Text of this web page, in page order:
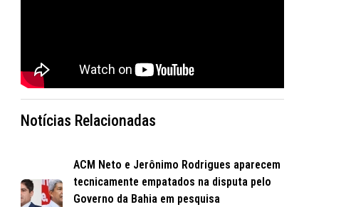
Notícias Relacionadas
ACM Neto e Jerônimo Rodrigues aparecem
tecnicamente empatados na disputa pelo
Governo da Bahia em pesquisa